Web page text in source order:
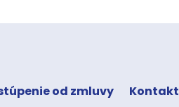
od zmluvy Kontakt